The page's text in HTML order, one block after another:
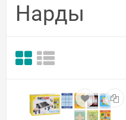
Нарды